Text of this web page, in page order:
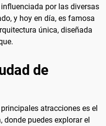
por las diversas
y hoy en día, es famosa
única, diseñada
de
atracciones es el
puedes explorar el